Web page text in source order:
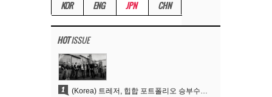
KOR ENG JPN CHN
HOTISSUE
1 (Korea) 트레저, 힙합 포트폴리오 승부수 통했다…데뷔 6주년 새 도약